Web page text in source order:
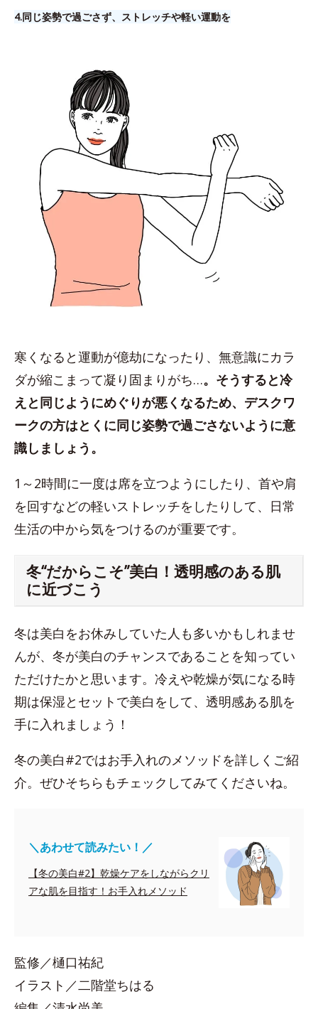
4.​同じ姿勢で過ごさず、ストレッチや軽い運動を
寒くなると運動が億劫になったり、無意識にカラ
ダが縮こまって凝り固まりがち…。そうすると冷
えと同じようにめぐりが悪くなるため、デスクワ
ークの方はとくに同じ姿勢で過ごさないように意
識しましょう。
1～2時間に一度は席を立つようにしたり、首や肩
を回すなどの軽いストレッチをしたりして、日常
生活の中から気をつけるのが重要です。
冬“だからこそ”美白！透明感のある肌
に近づこう
冬は美白をお休みしていた人も多いかもしれませ
んが、冬が美白のチャンスであることを知ってい
ただけたかと思います。冷えや乾燥が気になる時
期は保湿とセットで美白をして、透明感ある肌を
手に入れましょう！
冬の美白#2ではお手入れのメソッドを詳しくご紹
介。ぜひそちらもチェックしてみてくださいね。
＼あわせて読みたい！／
【冬の美白#2】乾燥ケアをしながらクリ
アな肌を目指す！お手入れメソッド
監修／樋口祐紀
イラスト／二階堂ちはる